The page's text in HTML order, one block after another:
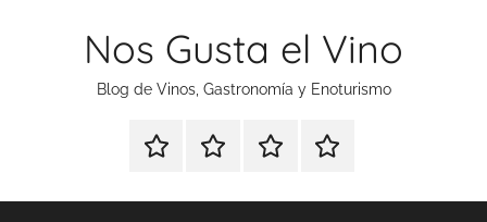
Nos Gusta el Vino
Blog de Vinos, Gastronomía y Enoturismo
Especial
Tonics
Enoturismo
Gastronomía
RankingContacto